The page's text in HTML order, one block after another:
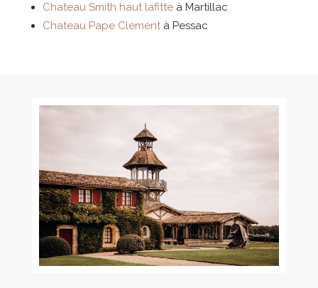
Chateau Smith haut lafitteà Martillac
Chateau Pape Clementà Pessac